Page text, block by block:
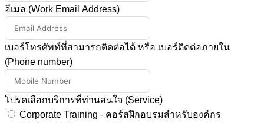
อีเมล (Work Email Address)
เบอร์โทรศัพท์ที่สามารถติดต่อได้ หรือ เบอร์ติดต่อภายใน
(Phone number)
โปรดเลือกบริการที่ท่านสนใจ (Service)
Corporate Training - คอร์สฝึกอบรมสำหรับองค์กร